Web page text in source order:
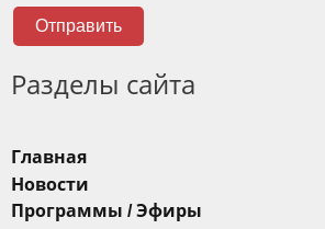
Отправить
Разделы сайта
Главная
Новости
Программы / Эфиры